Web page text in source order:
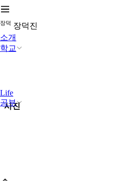
장덕 장덕진
소개
학교
Life
공부
사진